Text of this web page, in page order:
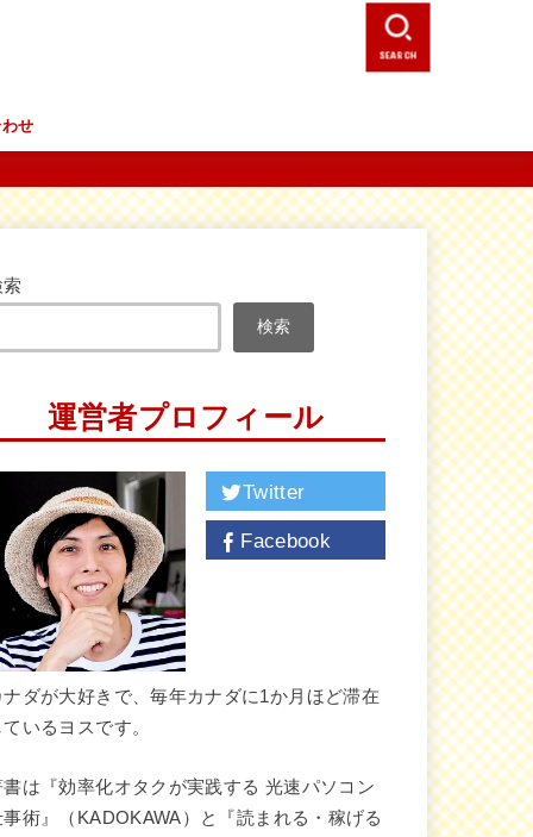
せ
SEARCH
索
検索
運営者プロフィール
Twitter
Facebook
ナダが大好きで、毎年カナダに1か月ほど滞在
いるヨスです。
書は『効率化オタクが実践する 光速パソコン
事術』（KADOKAWA）と『読まれる・稼げる